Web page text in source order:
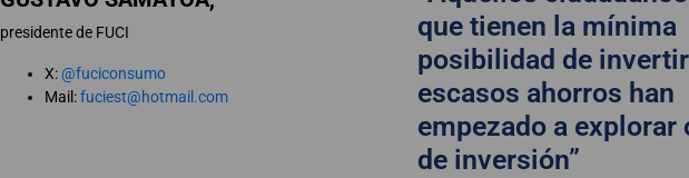
presidente de FUCI
X:@fuciconsumo
Mail:fuciest@hotmail.com
que tienen la mínima
posibilidad de
escasos ahorros han
empezado a explorar
de inversión”